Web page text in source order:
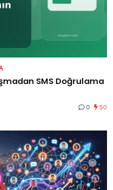
SMS Doğrulama
0 50